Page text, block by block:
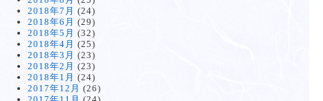
2018年7月 (24)
2018年6月 (29)
2018年5月 (32)
2018年4月 (25)
2018年3月 (23)
2018年2月 (23)
2018年1月 (24)
2017年12月 (26)